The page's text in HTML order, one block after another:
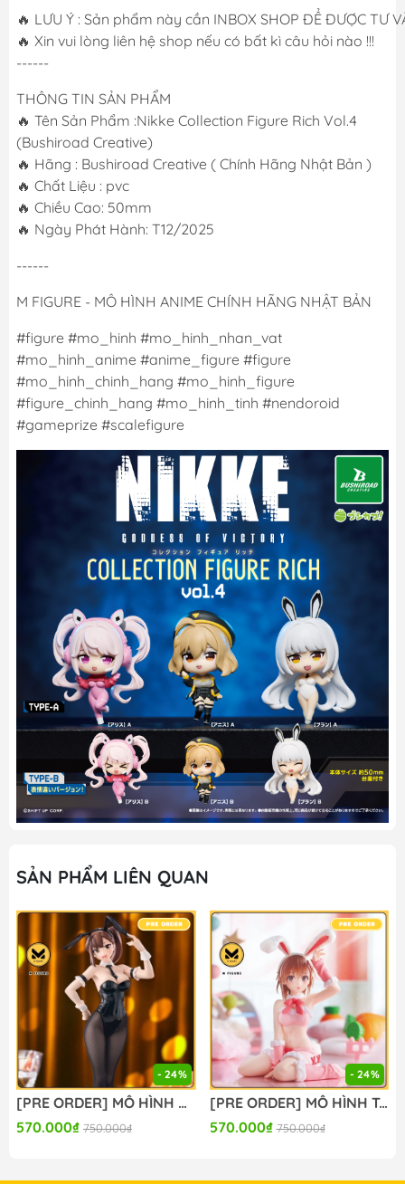
🔥 LƯU Ý : Sản phẩm này cần INBOX SHOP ĐỂ ĐƯỢC TƯ
🔥 Xin vui lòng liên hệ shop nếu có bất kì câu hỏi nào !!!
------
THÔNG TIN SẢN PHẨM
🔥 Tên Sản Phẩm :Nikke Collection Figure Rich Vol.4
(Bushiroad Creative)
🔥 Hãng : Bushiroad Creative ( Chính Hãng Nhật Bản )
🔥 Chất Liệu : pvc
🔥 Chiều Cao: 50mm
🔥 Ngày Phát Hành: T12/2025
------
M FIGURE - MÔ HÌNH ANIME CHÍNH HÃNG NHẬT BẢN
#figure #mo_hinh #mo_hinh_nhan_vat
#mo_hinh_anime #anime_figure #figure
#mo_hinh_chinh_hang #mo_hinh_figure
#figure_chinh_hang #mo_hinh_tinh #nendoroid
#gameprize #scalefigure
SẢN PHẨM LIÊN QUAN
- 24%
[PRE ORDER] MÔ HÌNH Seitokai ni mo Ana wa Aru! - Kotobuki Hisako - BiCute Bunnies (FuRyu) FIGURE CHÍNH HÃNG
570.000₫ 750.000₫
- 24%
[PRE ORDER] MÔ HÌNH To Aru Kagaku no Railgun - Misaka Mikoto - Moflock - Fluffy Bunny Ver. (Taito) FIGURE CHÍNH HÃNG
570.000₫ 750.000₫